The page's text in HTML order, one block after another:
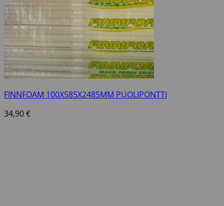
FINNFOAM 100X585X2485MM PUOLIPONTTI
34,90€